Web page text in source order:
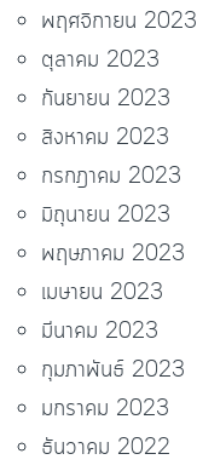
พฤศจิกายน 2023
ตุลาคม 2023
กันยายน 2023
สิงหาคม 2023
กรกฎาคม 2023
มิถุนายน 2023
พฤษภาคม 2023
เมษายน 2023
มีนาคม 2023
กุมภาพันธ์ 2023
มกราคม 2023
ธันวาคม 2022